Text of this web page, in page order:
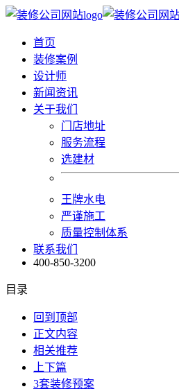
首页
装修案例
设计师
新闻资讯
关于我们
门店地址
服务流程
选建材
王牌水电
严谨施工
质量控制体系
联系我们
400-850-3200
目录
回到顶部
正文内容
相关推荐
上下篇
3套装修预案